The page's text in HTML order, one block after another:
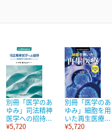
別冊「医学のあ
ゆみ」司法精神
医学への招待...
¥5,720
別冊「医学のあ
ゆみ」細胞を用
いた再生医療...
¥5,720